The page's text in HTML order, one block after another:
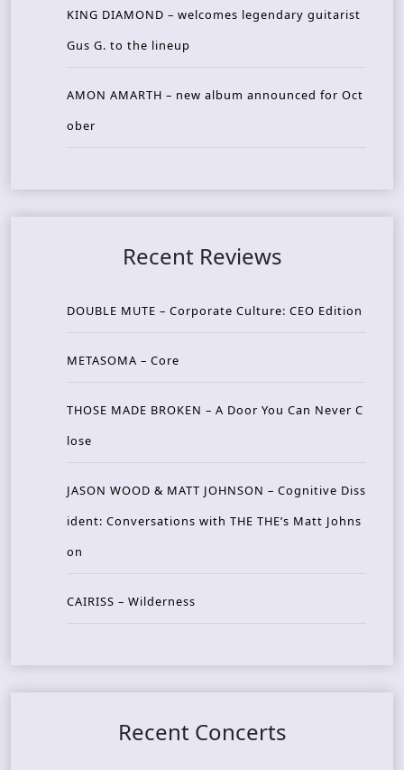
KING DIAMOND – welcomes legendary guitarist
Gus G. to the lineup
AMON AMARTH – new album announced for Oct
ober
Recent Reviews
DOUBLE MUTE – Corporate Culture: CEO Edition
METASOMA – Core
THOSE MADE BROKEN – A Door You Can Never C
lose
JASON WOOD & MATT JOHNSON – Cognitive Diss
ident: Conversations with THE THE’s Matt Johns
on
CAIRISS – Wilderness
Recent Concerts